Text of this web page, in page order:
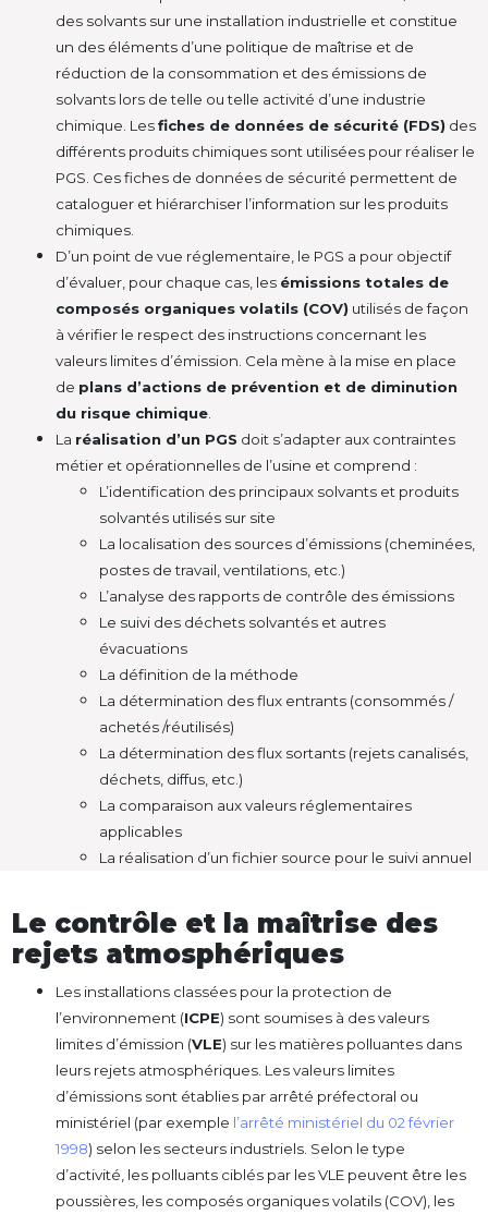
des solvants sur une installation industrielle et constitue
un des éléments d’une politique de maîtrise et de
réduction de la consommation et des émissions de
solvants lors de telle ou telle activité d’une industrie
chimique. Lesfiches de données de sécurité (FDS) des
différents produits chimiques sont utilisées pour réaliser le
PGS. Ces fiches de données de sécurité permettent de
cataloguer et hiérarchiser l’information sur les produits
chimiques.
D’un point de vue réglementaire, le PGS a pour objectif
d’évaluer, pour chaque cas, les émissions totales de
composés organiques volatils (COV) utilisés de façon
à vérifier le respect des instructions concernant les
valeurs limites d’émission. Cela mène à la mise en place
de plans d’actions de prévention et de diminution
du risque chimique
La réalisation d’un PGS doit s’adapter aux contraintes
métier et opérationnelles de l’usine et comprend :
L’identification des principaux solvants et produits
solvantés utilisés sur site
La localisation des sources d’émissions (cheminées,
postes de travail, ventilations, etc.)
L’analyse des rapports de contrôle des émissions
Le suivi des déchets solvantés et autres
évacuations
La définition de la méthode
La détermination des flux entrants (consommés /
achetés /réutilisés)
La détermination des flux sortants (rejets canalisés,
déchets, diffus, etc.)
La comparaison aux valeurs réglementaires
applicables
La réalisation d’un fichier source pour le suivi annuel
Le contrôle et la maîtrise des
rejets atmosphériques
Les installations classées pour la protection de
l’environnement (ICPE) sont soumises à des valeurs
limites d’émission (VLE) sur les matières polluantes dans
leurs rejets atmosphériques. Les valeurs limites
d’émissions sont établies par arrêté préfectoral ou
ministériel (par exemple l’arrêté ministériel du 02 février
1998) selon les secteurs industriels. Selon le type
d’activité, les polluants ciblés par les VLE peuvent être les
poussières, les composés organiques volatils (COV), les